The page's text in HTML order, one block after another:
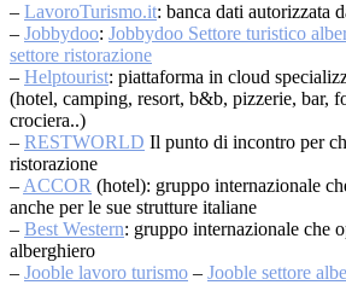
– LavoroTurismo.it: banca dati autorizzata
– Jobbydoo: Jobbydoo Settore turistico
settore ristorazione
– Helptourist: piattaforma in cloud
(hotel, camping, resort, b&b, pizzerie, bar,
crociera..)
– RESTWORLD Il punto di incontro per
ristorazione
– ACCOR (hotel): gruppo internazionale
anche per le sue strutture italiane
– Best Western: gruppo internazionale che
alberghiero
– Jooble lavoro turismo – Jooble settore